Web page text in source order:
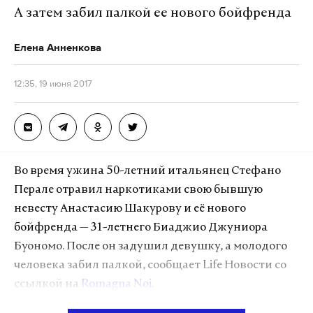
работает там, где тормозит интернет.
Дзен
А затем забил палкой ее нового бойфренда
Елена Анненкова
12:35, 19 июня 2017
Во время ужина 50-летний итальянец Стефано
Перале отравил наркотиками свою бывшую
невесту Анастасию Шакурову и её нового
бойфренда — 31-летнего Биаджио Джуниора
Буономо. После он задушил девушку, а молодого
человека забил палкой, сообщает Life Новости со
ссылкой на
Romagna Noi